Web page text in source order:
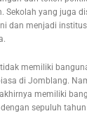
Sekolah yang juga
dan menjadi
memiliki
di Jomblang.
memiliki
sepuluh